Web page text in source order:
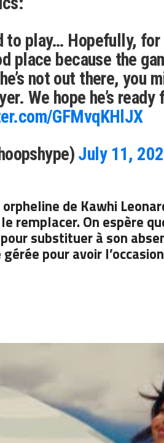
to play… Hopefully,
place because the
not out there, you
We hope he’s ready
GFMvqKHlJX
July 11,
orpheline de Kawhi
remplacer. On espère
substituer à son
pour avoir
Leonard ne prendra part au
6 contre Kyrie Irving et Luka